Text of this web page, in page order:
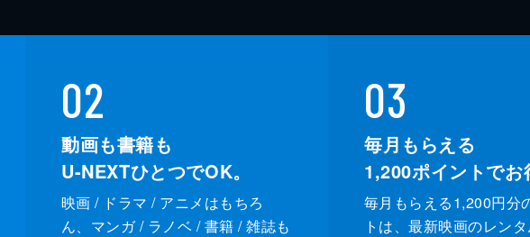
02
動画も書籍も
U-NEXTひとつでOK。
映画 / ドラマ / アニメはもちろ
ん、マンガ / ラノベ / 書籍 / 雑誌も
03
毎月もらえる
1,200ポイントでお
毎月もらえる1,200円分
トは、最新映画のレン